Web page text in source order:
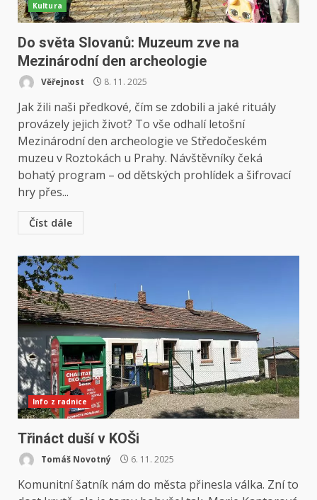
Kultura
Do světa Slovanů: Muzeum zve na
Mezinárodní den archeologie
Věřejnost 8. 11. 2025
Jak žili naši předkové, čím se zdobili a jaké rituály
provázely jejich život? To vše odhalí letošní
Mezinárodní den archeologie ve Středočeském
muzeu v Roztokách u Prahy. Návštěvníky čeká
bohatý program – od dětských prohlídek a šifrovací
hry přes...
Číst dále
Info z radnice
Třináct duší v KOŠi
Tomáš Novotný 6. 11. 2025
Komunitní šatník nám do města přinesla válka. Zní to